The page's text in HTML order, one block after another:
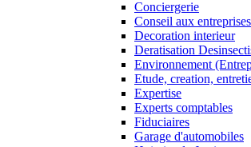
Conciergerie
Conseil aux entreprises
Decoration interieur
Deratisation
Environnement
Etude, creation,
Expertise
Experts comptables
Fiduciaires
Garage d'automobiles